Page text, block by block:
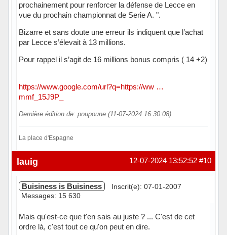
prochainement pour renforcer la défense de Lecce en
vue du prochain championnat de Serie A. ".
Bizarre et sans doute une erreur ils indiquent que l’achat
par Lecce s’élevait à 13 millions.
Pour rappel il s’agit de 16 millions bonus compris ( 14 +2)
https://www.google.com/url?q=https://ww …
mmf_15J9P_
Dernière édition de: poupoune (11-07-2024 16:30:08)
La place d'Espagne
Hors ligne #10
12-07-2024 13:52:52
lauig
Buisiness is Buisiness
Inscrit(e): 07-01-2007
Messages: 15 630
Mais qu'est-ce que t'en sais au juste ? ... C'est de cet
ordre là, c'est tout ce qu'on peut en dire.